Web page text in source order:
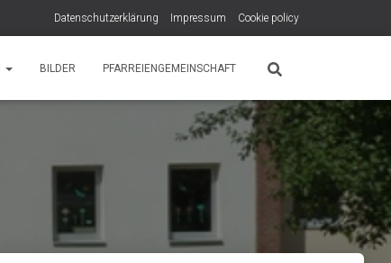
Datenschutzerklärung Impressum Cookie policy
BILDER PFARREIENGEMEINSCHAFT